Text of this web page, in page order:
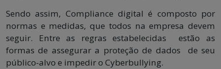
Sendo assim, Compliance digital é composto por
normas e medidas, que todos na empresa devem
seguir. Entre as regras estabelecidas estão as
formas de assegurar a proteção de dados de seu
público-alvo e impedir o Cyberbullying.